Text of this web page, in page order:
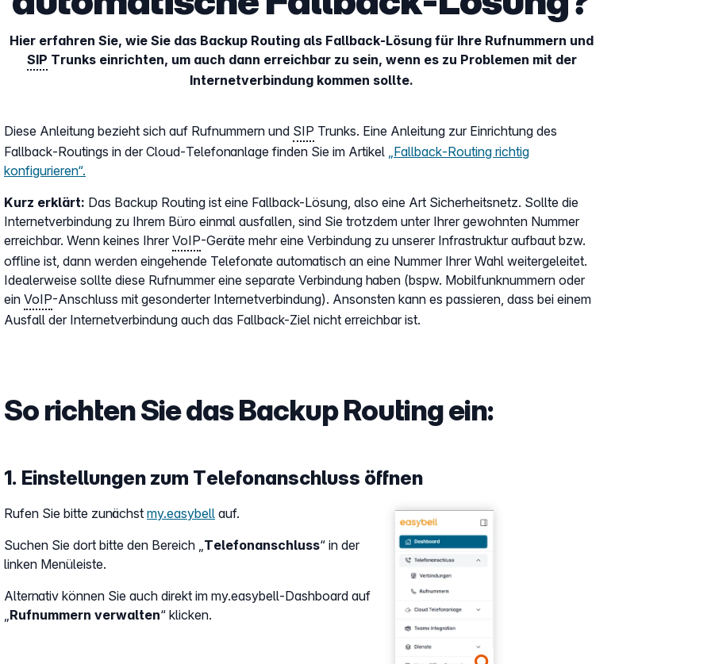
Hier erfahren Sie, wie Sie das Backup Routing als Fallback-Lösung für Ihre Rufnummern und
SIP Trunks einrichten, um auch dann erreichbar zu sein, wenn es zu Problemen mit der
Internetverbindung kommen sollte.
Diese Anleitung bezieht sich auf Rufnummern und SIP Trunks. Eine Anleitung zur Einrichtung des
Fallback‑Routings in der Cloud‑Telefonanlage finden Sie im Artikel „Fallback‑Routing richtig
konfigurieren“.
Kurz erklärt: Das Backup Routing ist eine Fallback-Lösung, also eine Art Sicherheitsnetz. Sollte die
Internetverbindung zu Ihrem Büro einmal ausfallen, sind Sie trotzdem unter Ihrer gewohnten Nummer
erreichbar. Wenn keines Ihrer VoIP-Geräte mehr eine Verbindung zu unserer Infrastruktur aufbaut bzw.
offline ist, dann werden eingehende Telefonate automatisch an eine Nummer Ihrer Wahl weitergeleitet.
Idealerweise sollte diese Rufnummer eine separate Verbindung haben (bspw. Mobilfunknummern oder
ein VoIP-Anschluss mit gesonderter Internetverbindung). Ansonsten kann es passieren, dass bei einem
Ausfall der Internetverbindung auch das Fallback-Ziel nicht erreichbar ist.
So richten Sie das Backup Routing ein:
1. Einstellungen zum Telefonanschluss öffnen
Show larger version
Rufen Sie bitte zunächst my.easybell auf.
Suchen Sie dort bitte den Bereich „Telefonanschluss“ in der
linken Menüleiste.
Alternativ können Sie auch direkt im my.easybell-Dashboard auf
„Rufnummern verwalten“ klicken.